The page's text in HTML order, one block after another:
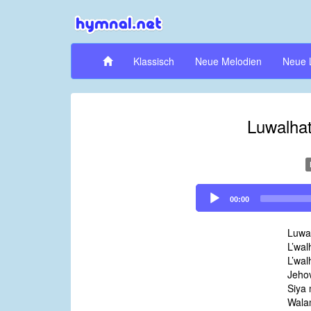
Klassisch Neue Melodien Neue
Audio
Player
00:00
Siya